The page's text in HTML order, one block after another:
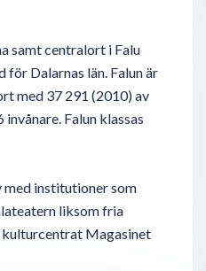
samt centralort i Falu
för Dalarnas län. Falun är
med 37 291 (2010) av
Falun klassas
institutioner som
liksom fria
Magasinet